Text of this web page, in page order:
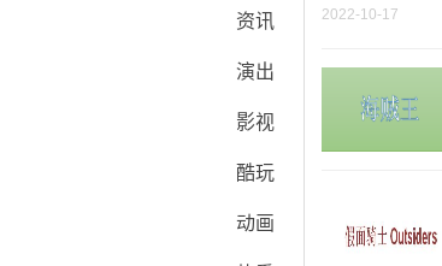
资讯
演出
影视
酷玩
动画
2022-10-17